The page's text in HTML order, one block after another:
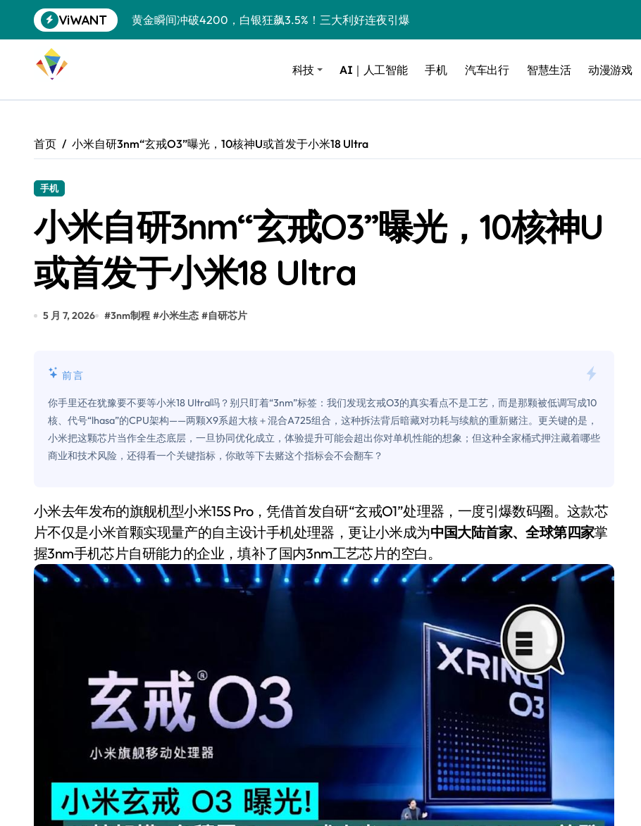
到
ViWANT
黄金瞬间冲破4200，白银狂飙3.5%！三大利好连夜引爆
Peloton 新车实测：屏幕能转、风扇怼脸，但最狠的是那个机械音
Xbox七月大崩盘：裁员3200、卖工作室、网络瘫了，微软这次真急了
谷歌DeepMind创始人辞去CEO，但继续“垂帘听政”？
400层堆叠、性能翻倍 三星把最新存储技术给了AI
召回X9、合作大众遇冷、高端梦碎：小鹏的“多事之夏”
比Model 3便宜？不，比Model 3有面儿——试驾雷克萨斯ES 500e
Windows 11家庭版和专业版，选错真的会后悔吗？
你的U盘格式对了吗？详解exFAT和NTFS的终极对决
从“卖电视”到“定规则”：海信拿下RGB-Mini LED全球话语权
对不起胖东来，我先不学了——永辉的“休克疗法”宣告暂停
国际首次！中国钙钛矿探测器太空“开箱”，一边探测射线一边光伏发电
耳机低音像白开水？90%的人第一步就做错了
复古玩家狂喜：Anbernic第三次复刻GBA SP，情怀拉满
Xbox 360 游戏终于要登 PC，光盘党也能“以盘换数”了？
AirTag 新版到底香不香？一篇帮你避坑+种草
苹果三星偷偷在用的“无感切换”，索尼Bose却学不会？一文讲透
Apple Watch 表盘还能这么玩？保姆级教程，有手就会！
科技 AI｜人工智能 手机 汽车出行 智慧生活 动漫游戏
首页 小米自研3nm“玄戒O3”曝光，10核神U或首发于小米18 Ultra
手机
小米自研3nm“玄戒O3”曝光，10核神U
或首发于小米18 Ultra
5 月 7, 2026 #3nm制程 #小米生态 #自研芯片
前言
你手里还在犹豫要不要等小米18 Ultra吗？别只盯着“3nm”标签：我们发现玄戒O3的真实看点不是工艺，而是那颗被低调写成10
核、代号“lhasa”的CPU架构——两颗X9系超大核＋混合A725组合，这种拆法背后暗藏对功耗与续航的重新赌注。更关键的是，
小米把这颗芯片当作全生态底层，一旦协同优化成立，体验提升可能会超出你对单机性能的想象；但这种全家桶式押注藏着哪些
商业和技术风险，还得看一个关键指标，你敢等下去赌这个指标会不会翻车？
小米去年发布的旗舰机型小米15S Pro，凭借首发自研“玄戒O1”处理器，一度引爆数码圈。这款芯
片不仅是小米首颗实现量产的自主设计手机处理器，更让小米成为中国大陆首家、全球第四家掌
握3nm手机芯片自研能力的企业，填补了国内3nm工艺芯片的空白。